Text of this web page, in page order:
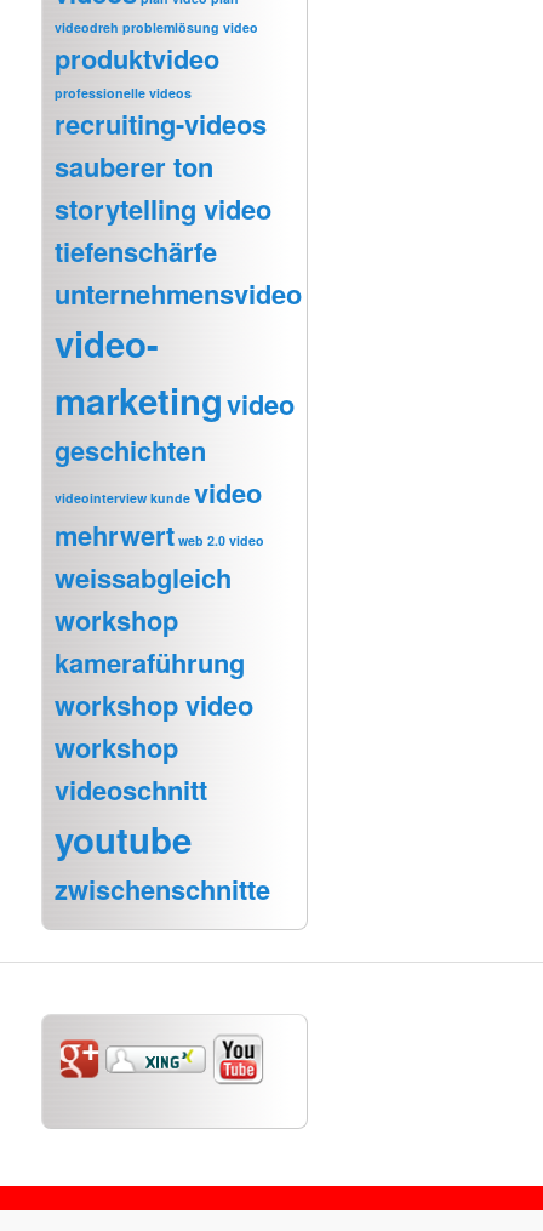
videodreh problemlösung video
produktvideo
professionelle videos
recruiting-videos
sauberer ton
storytelling video
tiefenschärfe
unternehmensvideo
video-
marketingvideo
geschichten
videointerview kunde video
mehrwert web 2.0 video
weissabgleich
workshop
kameraführung
workshop video
workshop
videoschnitt
youtube
zwischenschnitte